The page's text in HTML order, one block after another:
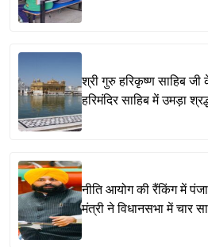
श्री गुरु हरिकृष्ण साहिब जी
हरिमंदिर साहिब में उमड़ा
नीति आयोग की रैंकिंग में
मंत्री ने विधानसभा में चार